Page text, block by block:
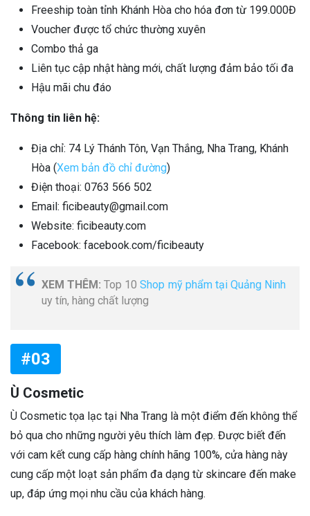
Freeship toàn tỉnh Khánh Hòa cho hóa đơn từ 199.000Đ
Voucher được tổ chức thường xuyên
Combo thả ga
Liên tục cập nhật hàng mới, chất lượng đảm bảo tối đa
Hậu mãi chu đáo
Thông tin liên hệ:
Địa chỉ: 74 Lý Thánh Tôn, Vạn Thắng, Nha Trang, Khánh
Hòa (Xem bản đồ chỉ đường)
Điện thoại: 0763 566 502
Email: ficibeauty@gmail.com
Website: ficibeauty.com
Facebook: facebook.com/ficibeauty
XEM THÊM:Top 10Shop mỹ phẩm tại Quảng Ninh
uy tín, hàng chất lượng
#03
Ù Cosmetic
Ù Cosmetic tọa lạc tại Nha Trang là một điểm đến không thể
bỏ qua cho những người yêu thích làm đẹp. Được biết đến
với cam kết cung cấp hàng chính hãng 100%, cửa hàng này
cung cấp một loạt sản phẩm đa dạng từ skincare đến make
up, đáp ứng mọi nhu cầu của khách hàng.